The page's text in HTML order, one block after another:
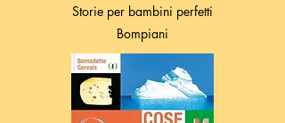
Storie per bambini perfetti
Bompiani